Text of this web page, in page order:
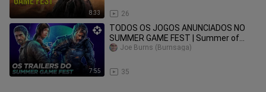
8:33 26
7:55
TODOS OS JOGOS ANUNCIADOS NO
SUMMER GAME FEST | Summer of
Gaming 2022
35
Joe Burns (Burnsaga)